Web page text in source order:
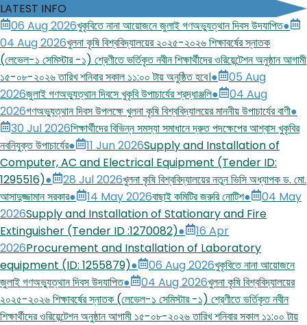
LATEST INFO
06 Aug 2026খুকৃবিতে নানা আয়োজনে জুলাই গণঅভ্যুত্থান দিবস উদযাপিত●
04 Aug 2026খুলনা কৃষি বিশ্ববিদ্যালয়ের ২০২৫-২০২৬ শিক্ষাবর্ষের স্নাতক
(লেভেল-১ সেমিস্টার -১) শ্রেণীতে ভর্তিকৃত নবীন শিক্ষার্থীদের ওরিয়েন্টেশন অনুষ্ঠান আগামী
১৫-০৮-২০২৬ তারিখ শনিবার সকাল ১১:০০ টায় অনুষ্ঠিত হবে।●
05 Aug
2026জুলাই গণঅভ্যুত্থান দিবসে খুকৃবি উপাচার্যের শ্রদ্ধাঞ্জলি●
04 Aug
2026গণঅভ্যুত্থান দিবস উপলক্ষে খুলনা কৃষি বিশ্ববিদ্যালয়ের মাননীয় উপাচার্যের বাণী●
30 Jul 2026শিক্ষার্থীদের বিভিন্ন সমস্যা সমাধানে দ্রুত পদক্ষেপের আশ্বাস খুকৃবির
নবনিযুক্ত উপাচার্যের● 11 Jun 2026Supply and Installation of
Computer, AC and Electrical Equipment (Tender ID:
1295516)● 28 Jul 2026খুলনা কৃষি বিশ্ববিদ্যালয়ের নতুন ভিসি অধ্যাপক ড. মো.
আসাদুজ্জামান সরকার● 14 May 2026বাছাই কমিটির জরুরি নোটিশ●
04 May
2026Supply and Installation of Stationary and Fire
Extinguisher (Tender ID :1270082)●
16 Apr
2026Procurement and Installation of Laboratory
equipment (ID: 1255879)● 06 Aug 2026খুকৃবিতে নানা আয়োজনে
জুলাই গণঅভ্যুত্থান দিবস উদযাপিত● 04 Aug 2026খুলনা কৃষি বিশ্ববিদ্যালয়ের
২০২৫-২০২৬ শিক্ষাবর্ষের স্নাতক (লেভেল-১ সেমিস্টার -১) শ্রেণীতে ভর্তিকৃত নবীন
শিক্ষার্থীদের ওরিয়েন্টেশন অনুষ্ঠান আগামী ১৫-০৮-২০২৬ তারিখ শনিবার সকাল ১১:০০ টায়